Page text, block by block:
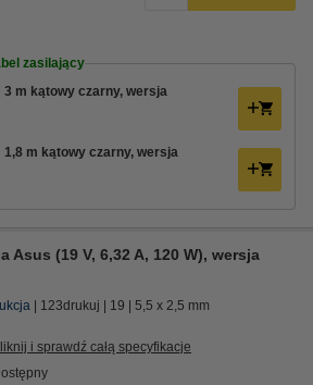
zasilający
3 m kątowy czarny, wersja
1,8 m kątowy czarny, wersja
Asus (19 V, 6,32 A, 120 W), wersja
123drukuj 19 5,5 x 2,5 mm
i sprawdź całą specyfikacje